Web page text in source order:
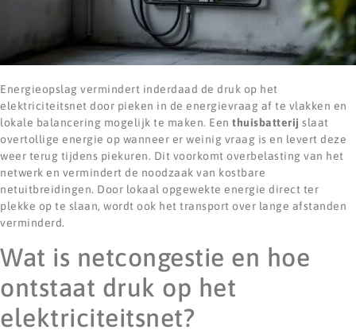
Energieopslag vermindert inderdaad de druk op het
elektriciteitsnet door pieken in de energievraag af te vlakken en
lokale balancering mogelijk te maken. Een thuisbatterij slaat
overtollige energie op wanneer er weinig vraag is en levert deze
weer terug tijdens piekuren. Dit voorkomt overbelasting van het
netwerk en vermindert de noodzaak van kostbare
netuitbreidingen. Door lokaal opgewekte energie direct ter
plekke op te slaan, wordt ook het transport over lange afstanden
verminderd.
Wat is netcongestie en hoe
ontstaat druk op het
elektriciteitsnet?